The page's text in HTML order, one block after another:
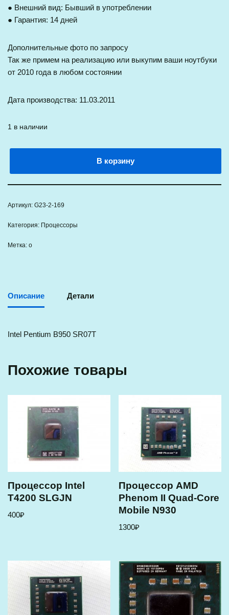
● Внешний вид: Бывший в употреблении
● Гарантия: 14 дней
Дополнительные фото по запросу
Так же примем на реализацию или выкупим ваши ноутбуки
от 2010 года в любом состоянии
Дата производства: 11.03.2011
1 в наличии
В корзину
Артикул: G23-2-169
Категория: Процессоры
Метка: о
Описание Детали
Intel Pentium B950 SR07T
Похожие товары
Процессор Intel
T4200 SLGJN
400₽
Процессор AMD
Phenom II Quad-Core
Mobile N930
1300₽